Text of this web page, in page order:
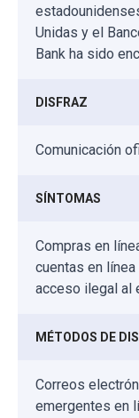
Unidas y el
Bank ha sido
DISFRAZ
Comunicación
SÍNTOMAS
Compras en
cuentas en
acceso ilegal al
MÉTODOS DE
Correos
emergentes en